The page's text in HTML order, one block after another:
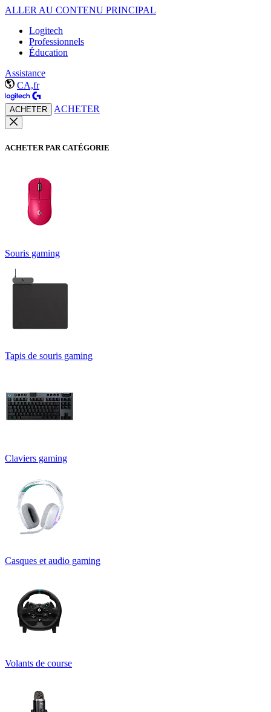
ALLER AU CONTENU PRINCIPAL
Logitech
Professionnels
Éducation
Assistance
CA,fr
ACHETER ACHETER
ACHETER PAR CATÉGORIE
Souris gaming
Tapis de souris gaming
Claviers gaming
Casques et audio gaming
Volants de course